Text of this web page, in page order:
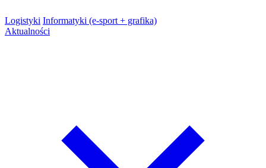
Logistyki Informatyki (e-sport + grafika)
Aktualności